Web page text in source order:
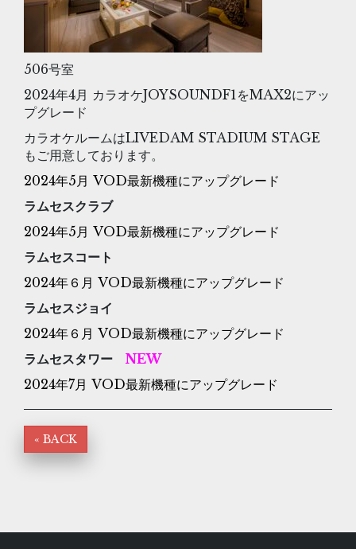
506号室
2024年4月 カラオケJOYSOUNDF1をMAX2にアッ
プグレード
カラオケルームはLIVEDAM STADIUM STAGE
もご用意しております。
2024年5月 VOD最新機種にアップグレード
ラムセスクラブ
2024年5月 VOD最新機種にアップグレード
ラムセスコート
2024年６月 VOD最新機種にアップグレード
ラムセスジョイ
2024年６月 VOD最新機種にアップグレード
ラムセスタワー NEW
2024年7月 VOD最新機種にアップグレード
« BACK